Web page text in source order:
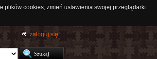
plików cookies, zmień ustawienia swojej przeglądarki.
zaloguj się